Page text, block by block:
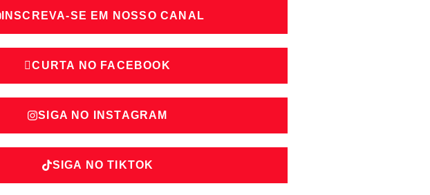
INSCREVA-SE EM NOSSO CANAL
CURTA NO FACEBOOK
SIGA NO INSTAGRAM
SIGA NO TIKTOK